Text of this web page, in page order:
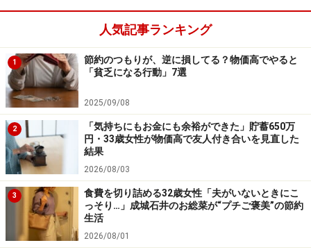
おすすめの生協
生協はお住まいの地域によっていろいろですが、おすす
めをご紹介します。
人気記事ランキング
1
節約のつもりが、逆に損してる？物価高でやると
「貧乏になる行動」7選
2025/09/08
2
「気持ちにもお金にも余裕ができた」貯蓄650万
円・33歳女性が物価高で友人付き合いを見直した
結果
2026/08/03
3
食費を切り詰める32歳女性「夫がいないときにこ
っそり…」成城石井のお総菜が“プチご褒美”の節約
生活
2026/08/01